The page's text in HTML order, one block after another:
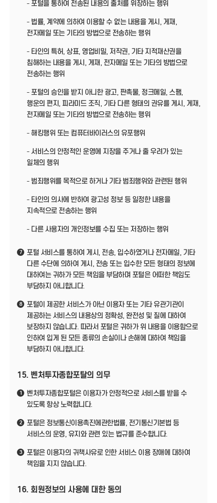
- 포털을 통하여 전송된 내용의 출처를 위장하는 행위
- 법률, 계약에 의하여 이용할 수 없는 내용을 게시, 게재,
전자메일 또는 기타의 방법으로 전송하는 행위
- 타인의 특허, 상표, 영업비밀, 저작권, 기타 지적재산권을
침해하는 내용을 게시, 게재, 전자메일 또는 기타의 방법으로
전송하는 행위
- 포털의 승인을 받지 아니한 광고, 판촉물, 정크메일, 스팸,
행운의 편지, 피라미드 조직, 기타 다른 형태의 권유를 게시, 게재,
전자메일 또는 기타의 방법으로 전송하는 행위
- 해킹행위 또는 컴퓨터바이러스의 유포행위
- 서비스의 안정적인 운영에 지장을 주거나 줄 우려가 있는
일체의 행위
- 범죄행위를 목적으로 하거나 기타 범죄행위와 관련된 행위
- 타인의 의사에 반하여 광고성 정보 등 일정한 내용을
지속적으로 전송하는 행위
- 다른 사용자의 개인정보를 수집 또는 저장하는 행위
7
포털 서비스를 통하여 게시, 전송, 입수하였거나 전자메일, 기타
다른 수단에 의하여 게시, 전송 또는 입수한 모든 형태의 정보에
대하여는 귀하가 모든 책임을 부담하며 포털은 어떠한 책임도
부담하지 아니합니다.
8
포털이 제공한 서비스가 아닌 이용자 또는 기타 유관기관이
제공하는 서비스의 내용상의 정확성, 완전성 및 질에 대하여
보장하지 않습니다. 따라서 포털은 귀하가 위 내용을 이용함으로
인하여 입게 된 모든 종류의 손실이나 손해에 대하여 책임을
부담하지 아니합니다.
15. 벤처투자종합포탈의 의무
1
벤처투자종합포털은 이용자가 안정적으로 서비스를 받을 수
있도록 항상 노력합니다.
2
포털은 정보통신이용촉진에관한법률, 전기통신기본법 등
서비스의 운영, 유지와 관련 있는 법규를 준수합니다.
3
포털은 이용자의 귀책사유로 인한 서비스 이용 장애에 대하여
책임을 지지 않습니다.
16. 회원정보의 사용에 대한 동의